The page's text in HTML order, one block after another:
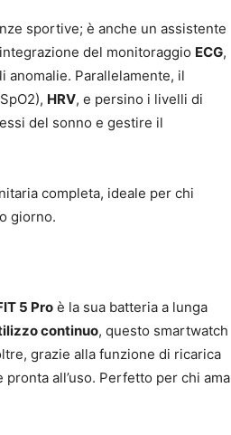
sportive; è anche un assistente
del monitoraggio ECG,
Parallelamente, il
HRV, e persino i livelli di
del sonno e gestire il
completa, ideale per chi
giorno.
5 Pro è la sua batteria a lunga
continuo, questo smartwatch
grazie alla funzione di ricarica
all’uso. Perfetto per chi ama